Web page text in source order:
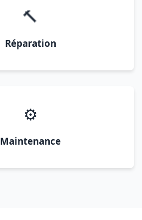
🔨
Réparation
⚙️
Maintenance